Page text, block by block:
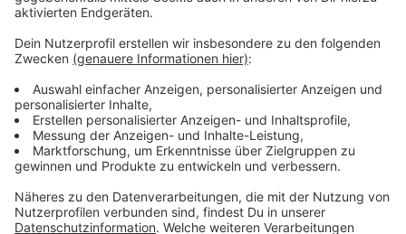
Wir benötigen Ihre
Zustimmung, um den YouTube
Video-Service zu laden!
Wir verwenden einen Service eines
Drittanbieters, um Videoinhalte
einzubetten. Dieser Service kann
sammeln. Bitte lesen Sie die
Details durch und stimmen Sie der